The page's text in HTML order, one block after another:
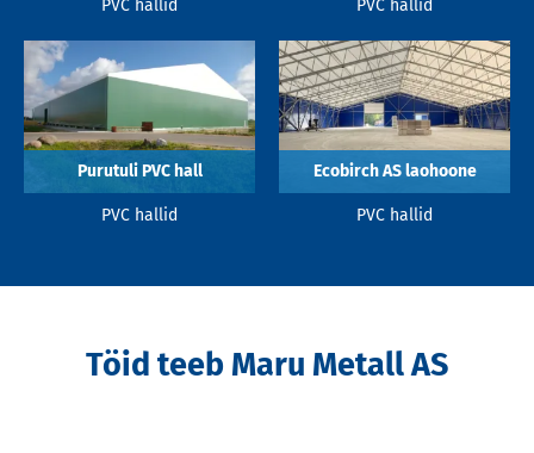
PVC hallid PVC hallid
Purutuli PVC hall
PVC hallid
Ecobirch AS laohoone
PVC hallid
Töid teeb Maru Metall AS